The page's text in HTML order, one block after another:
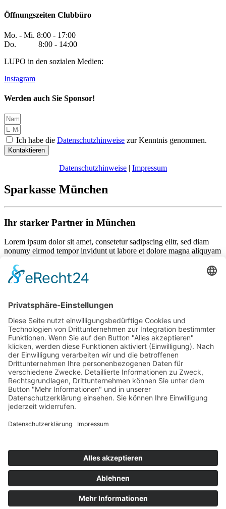
Öffnungszeiten Clubbüro
Mo. - Mi. 8:00 - 17:00
Do. 8:00 - 14:00
LUPO in den sozialen Medien:
Instagram
Werden auch Sie Sponsor!
Ich habe die Datenschutzhinweise zur Kenntnis genommen.
Kontaktieren
Datenschutzhinweise | Impressum
Sparkasse München
Ihr starker Partner in München
Lorem ipsum dolor sit amet, consetetur sadipscing elitr, sed diam
nonumy eirmod tempor invidunt ut labore et dolore magna aliquyam
et ea rebum. Stet clita kasd gubergren, no sea takimata sanctus est
Lorem ipsum dolor sit amet.
Wir freuen uns auf Ihren Besuch!
Mannschaften
News
Sponsoren
Vorstand / Verein
Historie
Social Life
Mannschaften
Sponsoren
Historie
Social Life